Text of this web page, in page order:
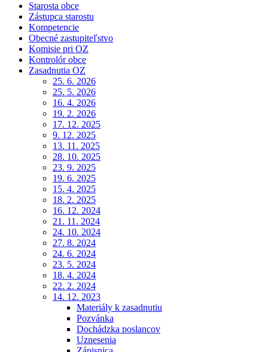
Starosta obce
Zástupca starostu
Kompetencie
Obecné zastupiteľstvo
Komisie pri OZ
Kontrolór obce
Zasadnutia OZ
25. 6. 2026
25. 5. 2026
16. 4. 2026
19. 2. 2026
17. 12. 2025
9. 12. 2025
13. 11. 2025
28. 10. 2025
23. 9. 2025
19. 6. 2025
15. 4. 2025
18. 2. 2025
16. 12. 2024
21. 11. 2024
24. 10. 2024
27. 8. 2024
24. 6. 2024
23. 5. 2024
18. 4. 2024
22. 2. 2024
14. 12. 2023
Materiály k zasadnutiu
Pozvánka
Dochádzka poslancov
Uznesenia